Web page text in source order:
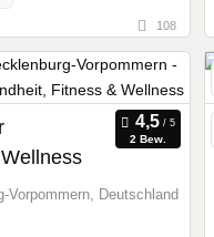
108
2 Bew.
Vorpommern, Deutschland